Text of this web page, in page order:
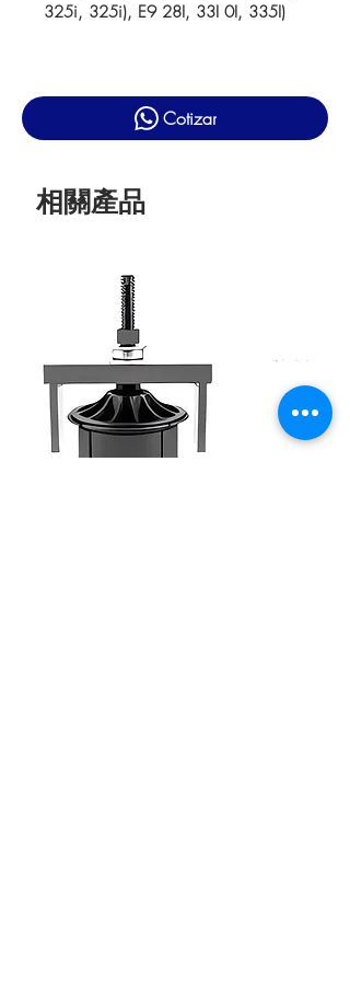
325i, 325i), E9 28I, 33I 0I, 335I)
Cotizar
相關產品